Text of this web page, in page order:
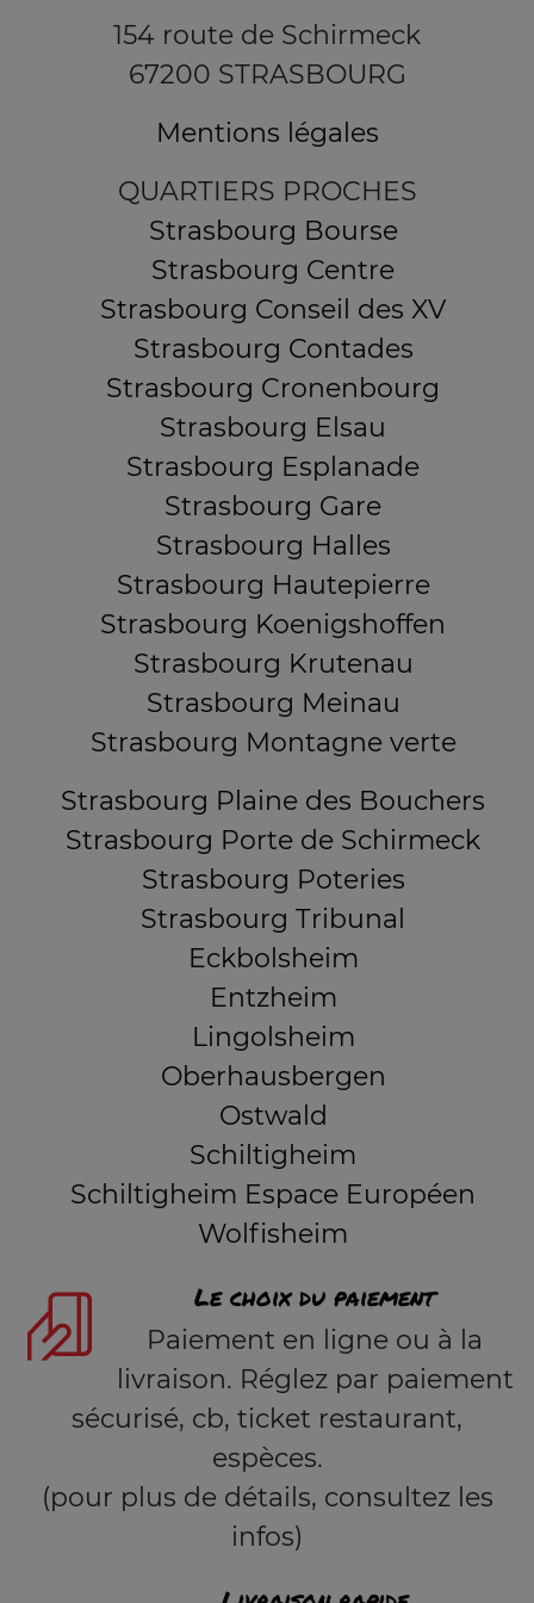
154 route de Schirmeck
67200 STRASBOURG
Mentions légales
QUARTIERS PROCHES
Strasbourg Bourse
Strasbourg Centre
Strasbourg Conseil des XV
Strasbourg Contades
Strasbourg Cronenbourg
Strasbourg Elsau
Strasbourg Esplanade
Strasbourg Gare
Strasbourg Halles
Strasbourg Hautepierre
Strasbourg Koenigshoffen
Strasbourg Krutenau
Strasbourg Meinau
Strasbourg Montagne verte
Strasbourg Plaine des Bouchers
Strasbourg Porte de Schirmeck
Strasbourg Poteries
Strasbourg Tribunal
Eckbolsheim
Entzheim
Lingolsheim
Oberhausbergen
Ostwald
Schiltigheim
Schiltigheim Espace Européen
Wolfisheim
Le choix du paiement
Paiement en ligne ou à la
livraison. Réglez par paiement
sécurisé, cb, ticket restaurant,
espèces.
(pour plus de détails, consultez les
infos)